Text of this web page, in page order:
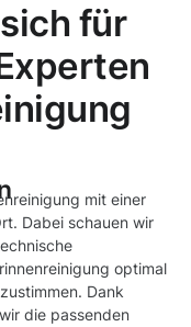
für
mit einer
Dabei schauen wir
optimal
Dank
die passenden